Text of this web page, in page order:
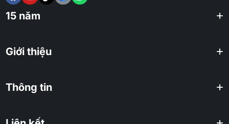
15 năm
Giới thiệu
Thông tin